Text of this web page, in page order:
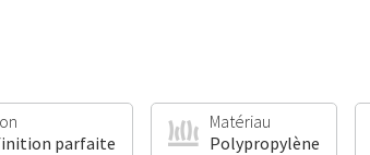
parfaite
Matériau
Polypropylène